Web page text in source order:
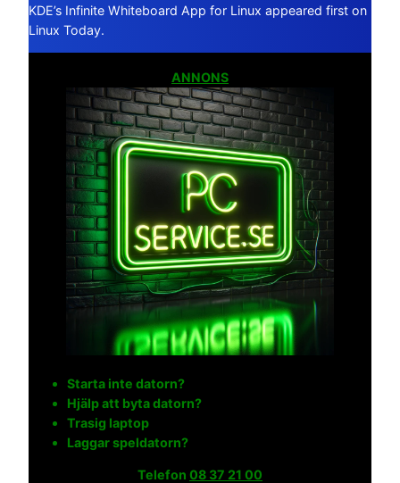
KDE’s Infinite Whiteboard App for Linux appeared first on
Linux Today.
ANNONS
Starta inte datorn?
Hjälp att byta datorn?
Trasig laptop
Laggar speldatorn?
Telefon 08 37 21 00